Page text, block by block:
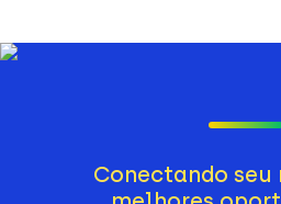
Conectando seu